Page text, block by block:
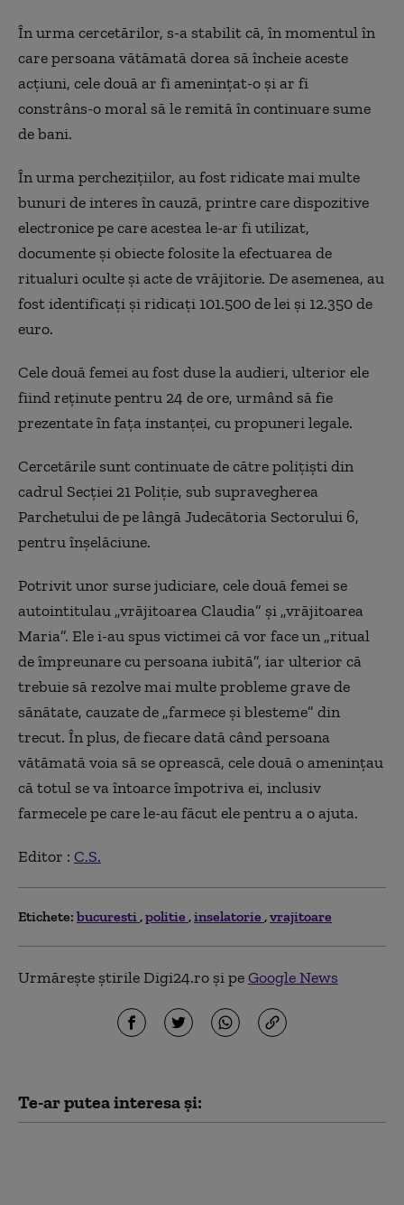
În urma cercetărilor, s-a stabilit că, în momentul în
care persoana vătămată dorea să încheie aceste
acţiuni, cele două ar fi ameninţat-o şi ar fi
constrâns-o moral să le remită în continuare sume
de bani.
În urma percheziţiilor, au fost ridicate mai multe
bunuri de interes în cauză, printre care dispozitive
electronice pe care acestea le-ar fi utilizat,
documente şi obiecte folosite la efectuarea de
ritualuri oculte şi acte de vrăjitorie. De asemenea, au
fost identificaţi şi ridicaţi 101.500 de lei şi 12.350 de
euro.
Cele două femei au fost duse la audieri, ulterior ele
fiind reţinute pentru 24 de ore, urmând să fie
prezentate în faţa instanţei, cu propuneri legale.
Cercetările sunt continuate de către poliţişti din
cadrul Secţiei 21 Poliţie, sub supravegherea
Parchetului de pe lângă Judecătoria Sectorului 6,
pentru înşelăciune.
Potrivit unor surse judiciare, cele două femei se
autointitulau „vrăjitoarea Claudia” şi „vrăjitoarea
Maria”. Ele i-au spus victimei că vor face un „ritual
de împreunare cu persoana iubită”, iar ulterior că
trebuie să rezolve mai multe probleme grave de
sănătate, cauzate de „farmece şi blesteme” din
trecut. În plus, de fiecare dată când persoana
vătămată voia să se oprească, cele două o ameninţau
că totul se va întoarce împotriva ei, inclusiv
farmecele pe care le-au făcut ele pentru a o ajuta.
Editor : C.S.
Etichete: bucuresti politie inselatorie vrajitoare
Urmărește știrile Digi24.ro și peGoogle News
Te-ar putea interesa și: